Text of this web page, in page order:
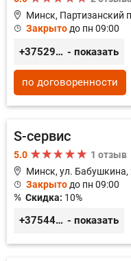
Минск, Партизанский
Закрыто до пн 09:00
+375296035003 - показать
по договоренности
S-сервис
5.0
1 отзыв
Минск, ул. Бабушкина,
Закрыто до пн 09:00
Скидка: 10%
+375447430060 - показать